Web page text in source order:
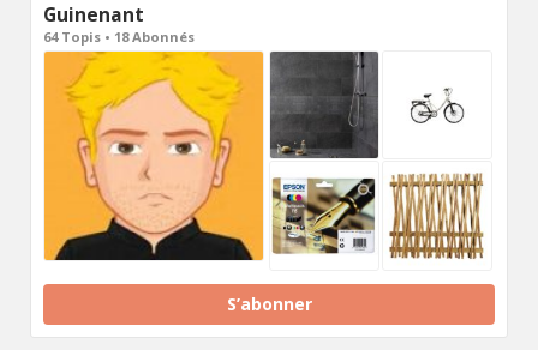
Guinenant
64 Topis • 18 Abonnés
S’abonner